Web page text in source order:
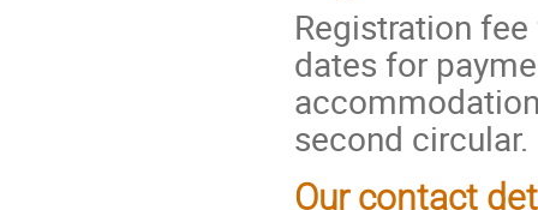
Registration
dates for
second circular.
Our contact